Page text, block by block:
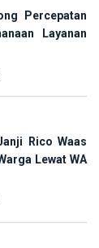
Percepatan
Layanan
Rico Waas
Lewat WA